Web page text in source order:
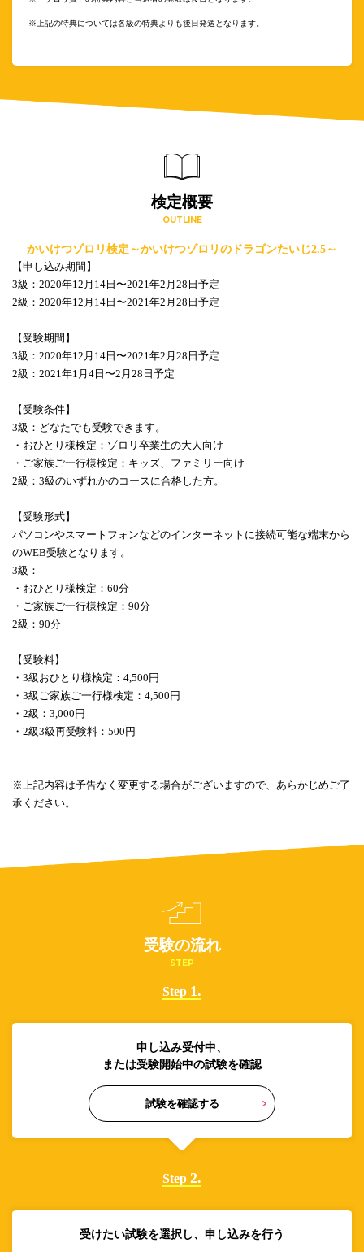
※上記の特典については各級の特典よりも後日発送となります。
検定概要
OUTLINE
かいけつゾロリ検定～かいけつゾロリのドラゴンたいじ2.5～
【申し込み期間】
3級：2020年12月14日〜2021年2月28日予定
2級：2020年12月14日〜2021年2月28日予定
【受験期間】
3級：2020年12月14日〜2021年2月28日予定
2級：2021年1月4日〜2月28日予定
【受験条件】
3級：どなたでも受験できます。
・おひとり様検定：ゾロリ卒業生の大人向け
・ご家族ご一行様検定：キッズ、ファミリー向け
2級：3級のいずれかのコースに合格した方。
【受験形式】
パソコンやスマートフォンなどのインターネットに接続可能な端末から
のWEB受験となります。
3級：
・おひとり様検定：60分
・ご家族ご一行様検定：90分
2級：90分
【受験料】
・3級おひとり様検定：4,500円
・3級ご家族ご一行様検定：4,500円
・2級：3,000円
・2級3級再受験料：500円
※上記内容は予告なく変更する場合がございますので、あらかじめご了
承ください。
受験の流れ
STEP
Step 1.
申し込み受付中、
または受験開始中の試験を確認
試験を確認する
Step 2.
受けたい試験を選択し、申し込みを行う